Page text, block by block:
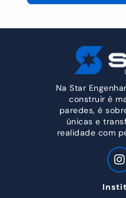
Na Star
construir é
paredes, é
únicas e
realidade com